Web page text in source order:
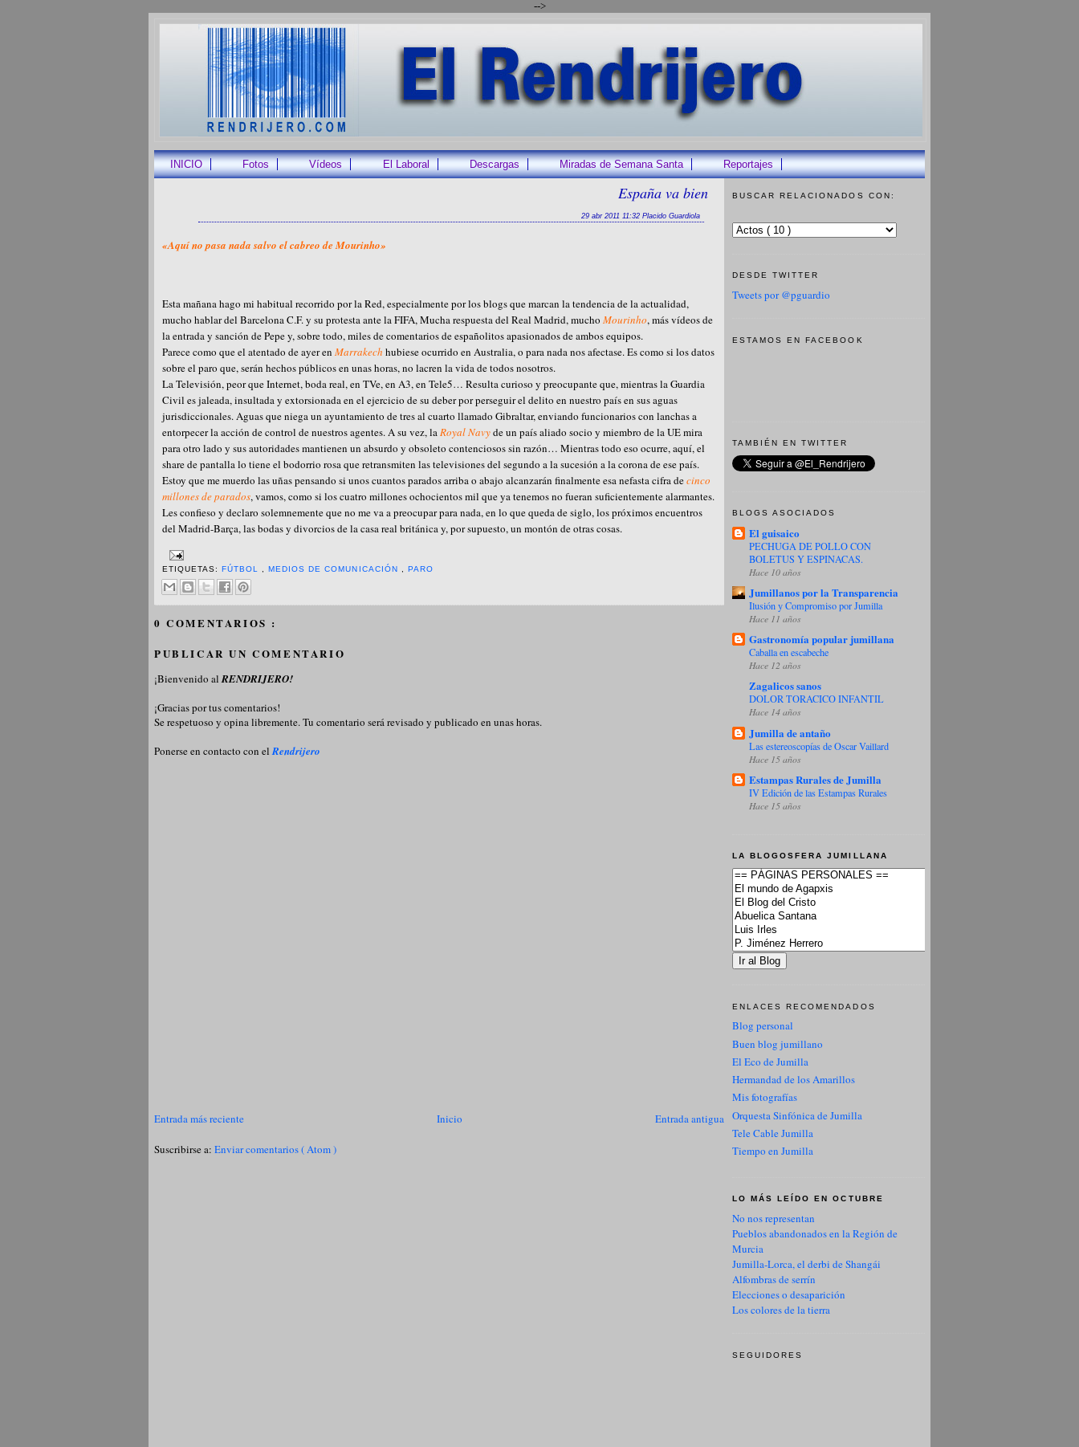
-->
INICIO Fotos Vídeos El Laboral Descargas Miradas de Semana Santa Reportajes
España va bien
29 abr 2011 11:32 Placido Guardiola
«Aquí no pasa nada salvo el cabreo de Mourinho»
Esta mañana hago mi habitual recorrido por la Red, especialmente por los blogs que marcan la tendencia de la actualidad,
mucho hablar del Barcelona C.F. y su protesta ante la FIFA, Mucha respuesta del Real Madrid, mucho Mourinho, más vídeos de
la entrada y sanción de Pepe y, sobre todo, miles de comentarios de españolitos apasionados de ambos equipos.
Parece como que el atentado de ayer en Marrakech hubiese ocurrido en Australia, o para nada nos afectase. Es como si los datos
sobre el paro que, serán hechos públicos en unas horas, no lacren la vida de todos nosotros.
La Televisión, peor que Internet, boda real, en TVe, en A3, en Tele5… Resulta curioso y preocupante que, mientras la Guardia
Civil es jaleada, insultada y extorsionada en el ejercicio de su deber por perseguir el delito en nuestro país en sus aguas
jurisdiccionales. Aguas que niega un ayuntamiento de tres al cuarto llamado Gibraltar, enviando funcionarios con lanchas a
entorpecer la acción de control de nuestros agentes. A su vez, la Royal Navyde un país aliado socio y miembro de la UE mira
para otro lado y sus autoridades mantienen un absurdo y obsoleto contenciosos sin razón… Mientras todo eso ocurre, aquí, el
share de pantalla lo tiene el bodorrio rosa que retransmiten las televisiones del segundo a la sucesión a la corona de ese país.
Estoy que me muerdo las uñas pensando si unos cuantos parados arriba o abajo alcanzarán finalmente esa nefasta cifra decinco
millones de parados, vamos, como si los cuatro millones ochocientos mil que ya tenemos no fueran suficientemente alarmantes.
Les confieso y declaro solemnemente que no me va a preocupar para nada, en lo que queda de siglo, los próximos encuentros
del Madrid-Barça, las bodas y divorcios de la casa real británica y, por supuesto, un montón de otras cosas.
ETIQUETAS:FÚTBOL ,MEDIOS DE COMUNICACIÓN PARO
0 COMENTARIOS :
PUBLICAR UN COMENTARIO
¡Bienvenido alRENDRIJERO!
¡Gracias por tus comentarios!
Se respetuoso y opina libremente. Tu comentario será revisado y publicado en unas horas.
Ponerse en contacto con elRendrijero
Entrada más reciente Entrada antigua
Inicio
Suscribirse a: Enviar comentarios ( Atom )
BUSCAR RELACIONADOS CON:
DESDE TWITTER
Tweets por @pguardio
ESTAMOS EN FACEBOOK
TAMBIÉN EN TWITTER
BLOGS ASOCIADOS
El guisaico
PECHUGA DE POLLO CON
BOLETUS Y ESPINACAS.
Hace 10 años
Jumillanos por la Transparencia
Ilusión y Compromiso por Jumilla
Hace 11 años
Gastronomía popular jumillana
Caballa en escabeche
Hace 12 años
Zagalicos sanos
DOLOR TORACICO INFANTIL
Hace 14 años
Jumilla de antaño
Las estereoscopías de Oscar Vaillard
Hace 15 años
Estampas Rurales de Jumilla
IV Edición de las Estampas Rurales
Hace 15 años
LA BLOGOSFERA JUMILLANA
ENLACES RECOMENDADOS
Blog personal
Buen blog jumillano
El Eco de Jumilla
Hermandad de los Amarillos
Mis fotografías
Orquesta Sinfónica de Jumilla
Tele Cable Jumilla
Tiempo en Jumilla
LO MÁS LEÍDO EN OCTUBRE
No nos representan
Pueblos abandonados en la Región de
Murcia
Jumilla-Lorca, el derbi de Shangái
Alfombras de serrín
Elecciones o desaparición
Los colores de la tierra
SEGUIDORES